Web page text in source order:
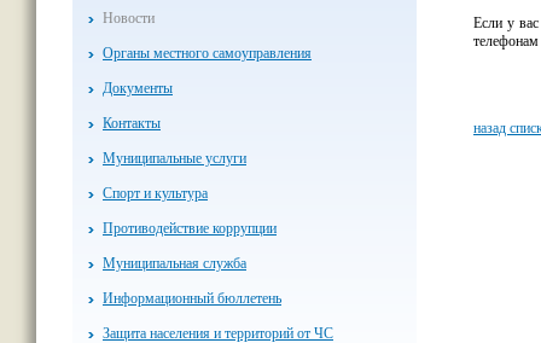
Новости
Органы местного самоуправления
Документы
Контакты
Муниципальные услуги
Спорт и культура
Противодействие коррупции
Муниципальная служба
Информационный бюллетень
Защита населения и территорий от ЧС
Если у
назад